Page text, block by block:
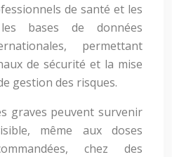
de santé et les
bases de données
permettant
de sécurité et la mise
gestion des risques.
graves peuvent survenir
même aux doses
chez des